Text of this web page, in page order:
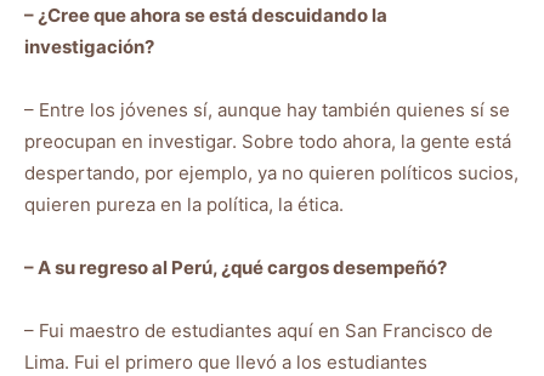
– ¿Cree que ahora se está descuidando la
investigación?
– Entre los jóvenes sí, aunque hay también quienes sí se
preocupan en investigar. Sobre todo ahora, la gente está
despertando, por ejemplo, ya no quieren políticos sucios,
quieren pureza en la política, la ética.
– A su regreso al Perú, ¿qué cargos desempeñó?
– Fui maestro de estudiantes aquí en San Francisco de
Lima. Fui el primero que llevó a los estudiantes